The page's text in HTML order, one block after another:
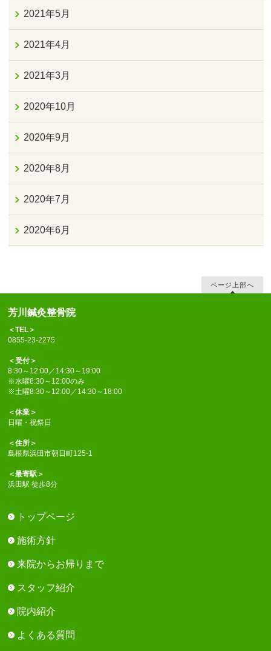
2021年5月
2021年4月
2021年3月
2020年10月
2020年9月
2020年8月
2020年7月
2020年6月
ページ上部へ
芳川鍼灸整骨院
＜TEL＞
0855-23-2275
＜受付＞
8:30～12:00／14:30～19:00
※水曜8:30～12:00のみ
※土曜8:30～12:00／14:30～18:00
＜休業＞
日曜・祝祭日
＜住所＞
島根県浜田市朝日町125-1
＜最寄駅＞
浜田駅 徒歩8分
トップページ
施術方針
来院からお帰りまで
スタッフ紹介
院内紹介
よくある質問